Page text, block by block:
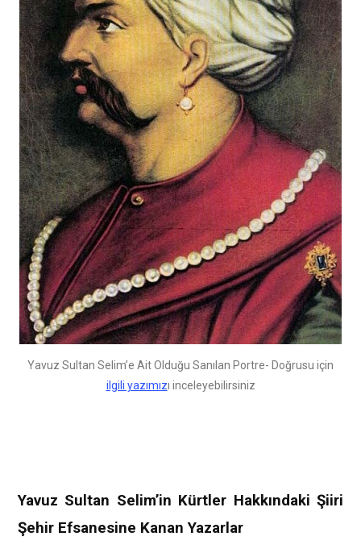
Yavuz Sultan Selim’e Ait Olduğu Sanılan Portre- Doğrusu için
ilgili yazımızı inceleyebilirsiniz
Yavuz Sultan Selim’in Kürtler Hakkındaki Şiiri
Şehir Efsanesine Kanan Yazarlar